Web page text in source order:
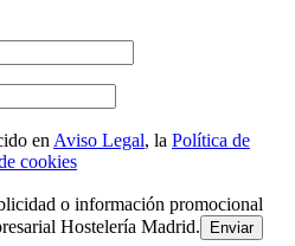
en Aviso Legal, la Política de
cookies
o información promocional
Hostelería Madrid.